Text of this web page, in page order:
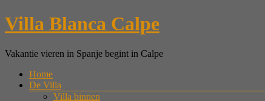
Ga
naar
inhoud
Villa Blanca Calpe
Vakantie vieren in Spanje begint in Calpe
Menu
Home
De Villa
Villa binnen